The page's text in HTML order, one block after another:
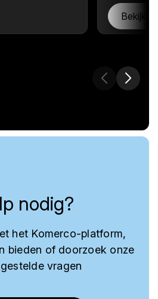
Bekijk
nodig?
het Komerco-platform,
bieden of doorzoek onze
vragen